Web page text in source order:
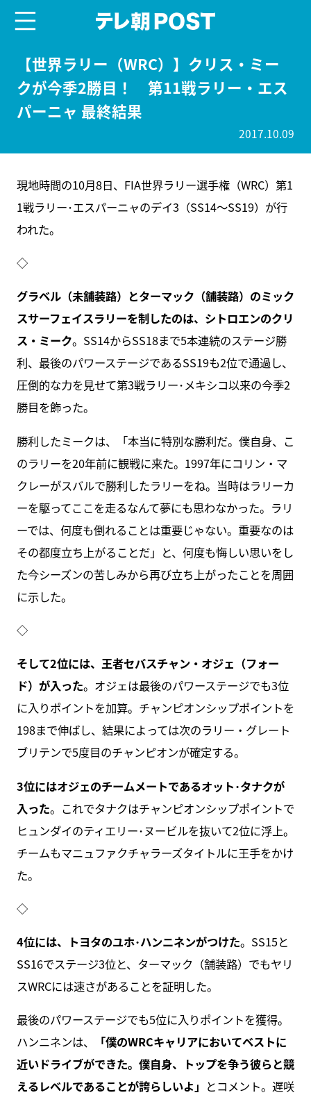
【世界ラリー（WRC）】クリス・ミー
クが今季2勝目！ 第11戦ラリー・エス
パーニャ 最終結果
2017.10.09
現地時間の10月8日、FIA世界ラリー選手権（WRC）第1
1戦ラリー･エスパーニャのデイ3（SS14～SS19）が行
われた。
◇
グラベル（未舗装路）とターマック（舗装路）のミック
スサーフェイスラリーを制したのは、シトロエンのクリ
ス・ミーク。SS14からSS18まで5本連続のステージ勝
利、最後のパワーステージであるSS19も2位で通過し、
圧倒的な力を見せて第3戦ラリー･メキシコ以来の今季2
勝目を飾った。
勝利したミークは、「本当に特別な勝利だ。僕自身、こ
のラリーを20年前に観戦に来た。1997年にコリン・マ
クレーがスバルで勝利したラリーをね。当時はラリーカ
ーを駆ってここを走るなんて夢にも思わなかった。ラリ
ーでは、何度も倒れることは重要じゃない。重要なのは
その都度立ち上がることだ」と、何度も悔しい思いをし
た今シーズンの苦しみから再び立ち上がったことを周囲
に示した。
◇
そして2位には、王者セバスチャン・オジェ（フォー
ド）が入った。オジェは最後のパワーステージでも3位
に入りポイントを加算。チャンピオンシップポイントを
198まで伸ばし、結果によっては次のラリー・グレート
ブリテンで5度目のチャンピオンが確定する。
3位にはオジェのチームメートであるオット･タナクが
入った。これでタナクはチャンピオンシップポイントで
ヒュンダイのティエリー･ヌービルを抜いて2位に浮上。
チームもマニュファクチャラーズタイトルに王手をかけ
た。
◇
4位には、トヨタのユホ･ハンニネンがつけた。SS15と
SS16でステージ3位と、ターマック（舗装路）でもヤリ
スWRCには速さがあることを証明した。
最後のパワーステージでも5位に入りポイントを獲得。
ハンニネンは、
「僕のWRCキャリアにおいてベストに
近いドライブができた。僕自身、トップを争う彼らと競
えるレベルであることが誇らしいよ」 とコメント。遅咲